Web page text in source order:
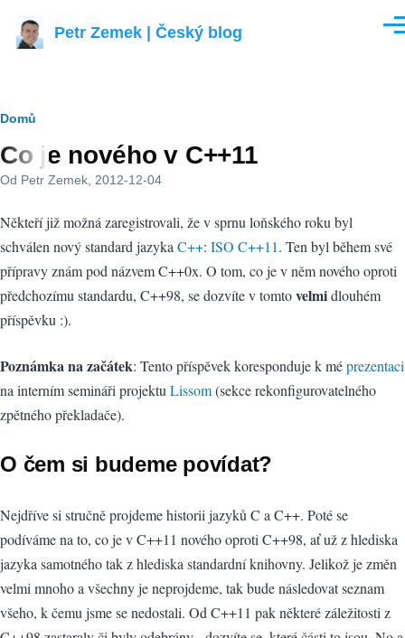
Petr Zemek | Český blog
Drobečková
navigace
Domů
Co je nového v C++11
Od Petr Zemek , 2012-12-04
Někteří již možná zaregistrovali, že v sprnu loňského roku byl
schválen nový standard jazyka C++: ISO C++11. Ten byl během své
přípravy znám pod názvem C++0x. O tom, co je v něm nového oproti
předchozímu standardu, C++98, se dozvíte v tomtovelmidlouhém
příspěvku :).
Poznámka na začátek: Tento příspěvek koresponduje k méprezentaci
na interním semináři projektu Lissom(sekce rekonfigurovatelného
zpětného překladače).
O čem si budeme povídat?
Nejdříve si stručně projdeme historii jazyků C a C++. Poté se
podíváme na to, co je v C++11 nového oproti C++98, ať už z hlediska
jazyka samotného tak z hlediska standardní knihovny. Jelikož je změn
velmi mnoho a všechny je neprojdeme, tak bude následovat seznam
všeho, k čemu jsme se nedostali. Od C++11 pak některé záležitosti z